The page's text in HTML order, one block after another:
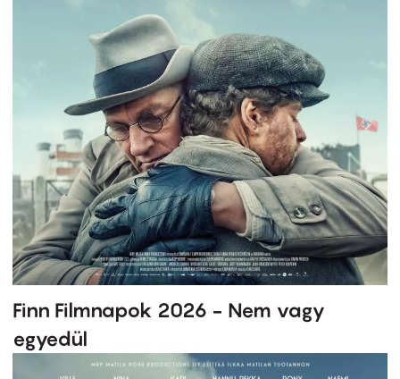
Finn Filmnapok 2026 - Nem vagy
egyedül